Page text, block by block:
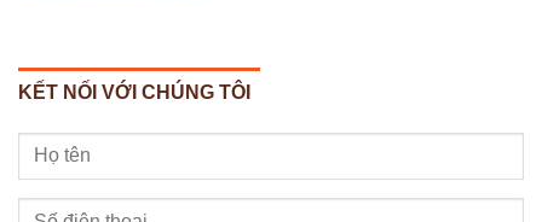
KẾT NỐI VỚI CHÚNG TÔI